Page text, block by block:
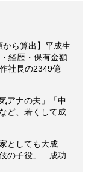
ら算出】平成生
経歴・保有金額
社長の2349億
アナの夫」「中
ど、若くして成
としても大成
の子役」…成功